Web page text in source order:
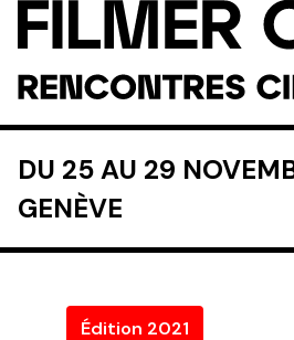
DU 25 AU 29
GENÈVE
Édition 2021